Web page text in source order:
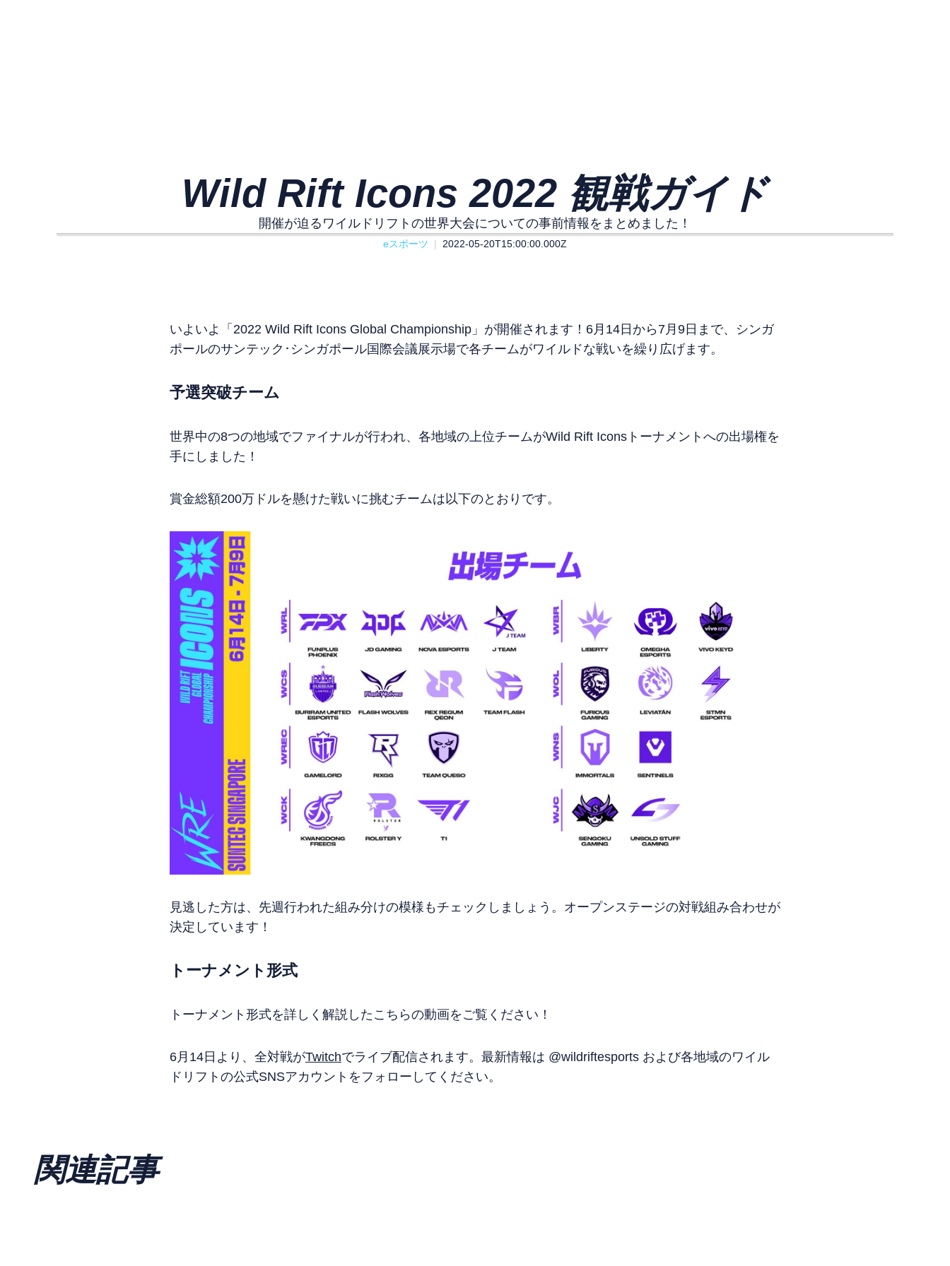
Wild Rift Icons 2022 観戦ガイド
開催が迫るワイルドリフトの世界大会についての事前情報をまとめました！
eスポーツ 2022-05-20T15:00:00.000Z
いよいよ「2022 Wild Rift Icons Global Championship」が開催されます！6月14日から7月9日まで、シンガ
ポールのサンテック･シンガポール国際会議展示場で各チームがワイルドな戦いを繰り広げます。
予選突破チーム
世界中の8つの地域でファイナルが行われ、各地域の上位チームがWild Rift Iconsトーナメントへの出場権を
手にしました！
賞金総額200万ドルを懸けた戦いに挑むチームは以下のとおりです。
見逃した方は、先週行われた組み分けの模様もチェックしましょう。オープンステージの対戦組み合わせが
決定しています！
トーナメント形式
トーナメント形式を詳しく解説したこちらの動画をご覧ください！
6月14日より、全対戦がTwitchでライブ配信されます。最新情報は @wildriftesports および各地域のワイル
ドリフトの公式SNSアカウントをフォローしてください。
関連記事